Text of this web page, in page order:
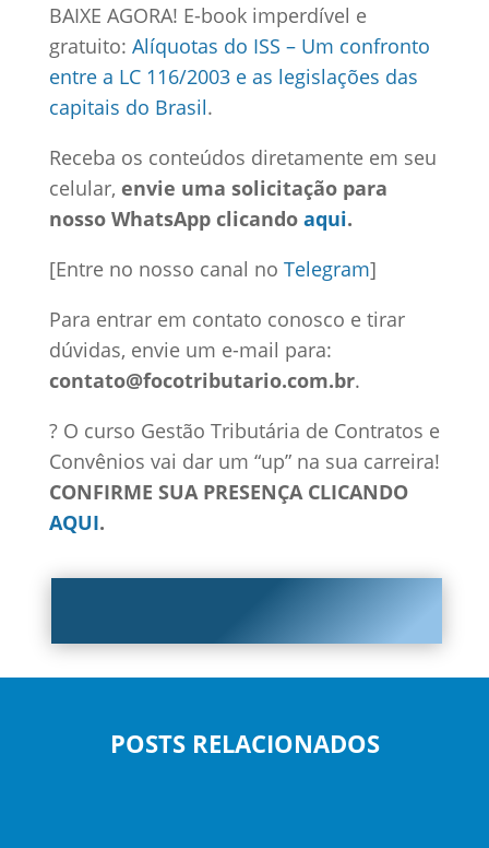
BAIXE AGORA! E-book imperdível e
gratuito: Alíquotas do ISS – Um confronto
entre a LC 116/2003 e as legislações das
capitais do Brasil.
Receba os conteúdos diretamente em seu
celular, envie uma solicitação para
nosso WhatsApp clicando aqui.
[Entre no nosso canal no Telegram]
Para entrar em contato conosco e tirar
dúvidas, envie um e-mail para:
contato@focotributario.com.br.
? O curso Gestão Tributária de Contratos e
Convênios vai dar um “up” na sua carreira!
CONFIRME SUA PRESENÇA CLICANDO
AQUI.
POSTS RELACIONADOS